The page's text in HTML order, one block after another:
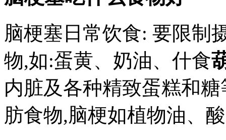
脑梗塞日常饮食: 要限制
物,如:蛋黄、奶油、什食
内脏及各种精致蛋糕和
肪食物,脑梗如植物油、